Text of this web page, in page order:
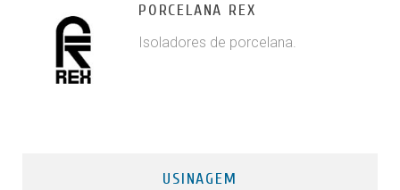
PORCELANA REX
Isoladores de porcelana.
USINAGEM